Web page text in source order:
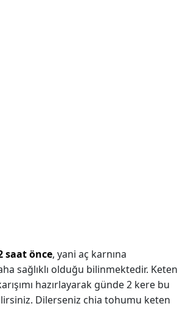
saat önce, yani aç karnına
sağlıklı olduğu bilinmektedir. Keten
hazırlayarak günde 2 kere bu
Dilerseniz chia tohumu keten